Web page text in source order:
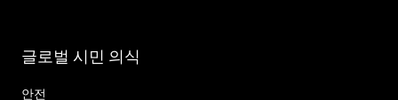
글로벌 시민 의식
안전